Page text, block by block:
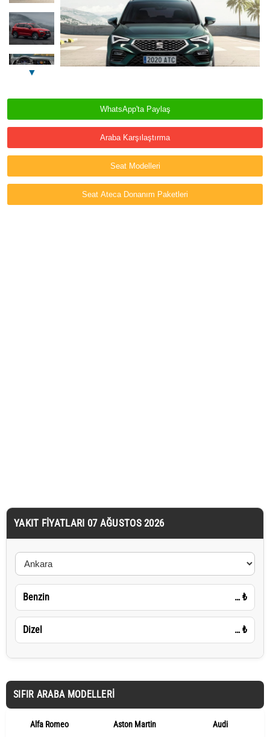
▼
WhatsApp'ta Paylaş
Araba Karşılaştırma
Seat Modelleri
Seat Ateca Donanım Paketleri
YAKIT FIYATLARI 07 AĞUSTOS 2026
Benzin … ₺
Dizel … ₺
SIFIR ARABA MODELLERI
Alfa Romeo Aston Martin Audi